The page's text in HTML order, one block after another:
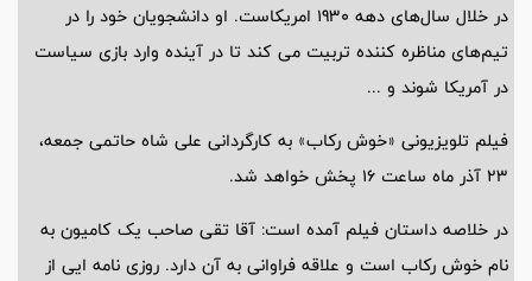
در خلال سال‌های دهه 1930 امریکاست. او دانشجویان خود را در
تیم‌های مناظره کننده تربیت می کند تا در آینده وارد بازی سیاست
در آمریکا شوند و ...
فیلم تلویزیونی «خوش رکاب» به کارگردانی علی شاه حاتمی جمعه،
23 آذر ماه ساعت 16 پخش خواهد شد.
در خلاصه داستان فیلم آمده است: آقا تقی صاحب یک کامیون به
نام خوش رکاب است و علاقه فراوانی به آن دارد. روزی نامه ایی از